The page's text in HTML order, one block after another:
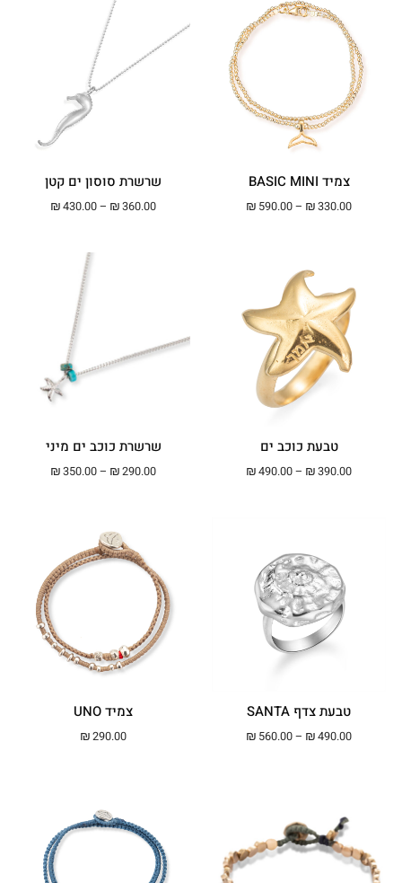
צמיד BASIC MINI
₪330.00
–
₪ 590.00 טווח מחירים: ⁦₪330.00⁩ עד ⁦₪590.00⁩
שרשרת סוסון ים קטן
₪360.00
–
₪430.00 טווח מחירים: ⁦₪360.00⁩ עד
טבעת כוכב ים
₪390.00
–
₪490.00 טווח מחירים: ⁦₪390.00⁩ עד ⁦₪490.00⁩
שרשרת כוכב ים מיני
₪290.00
–
₪350.00 טווח מחירים: ⁦₪290.00⁩ עד
טבעת צדף SANTA
₪490.00
–
₪ 560.00 טווח מחירים: ⁦₪490.00⁩ עד ⁦₪560.00⁩
צמיד UNO
₪290.00